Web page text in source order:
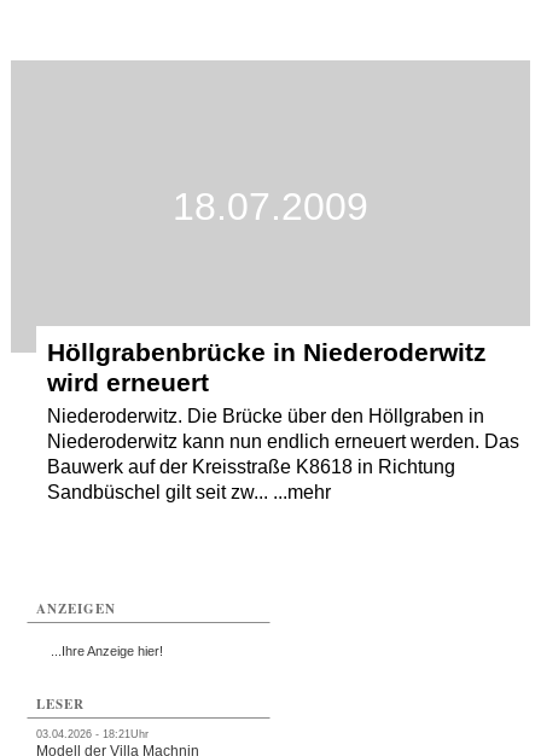
18.07.2009
Höllgrabenbrücke in Niederoderwitz
wird erneuert
Niederoderwitz. Die Brücke über den Höllgraben in
Niederoderwitz kann nun endlich erneuert werden. Das
Bauwerk auf der Kreisstraße K8618 in Richtung
Sandbüschel gilt seit zw... ...mehr
ANZEIGEN
...Ihre Anzeige hier!
LESER
03.04.2026 - 18:21Uhr
Modell der Villa Machnin